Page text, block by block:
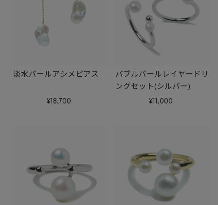
淡水パールアシメピアス
18,700
バブルパールレイヤードリ
ングセット(シルバー)
11,000